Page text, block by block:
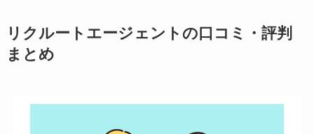
リクルートエージェントの口コミ・評判
まとめ